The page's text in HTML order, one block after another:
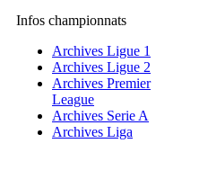
Infos championnats
Archives Ligue 1
Archives Ligue 2
Archives Premier
League
Archives Serie A
Archives Liga